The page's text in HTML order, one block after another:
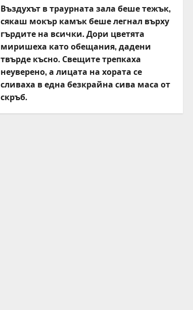
Въздухът в траурната зала беше тежък,
сякаш мокър камък беше легнал върху
гърдите на всички. Дори цветята
миришеха като обещания, дадени
твърде късно. Свещите трепкаха
неуверено, а лицата на хората се
сливаха в една безкрайна сива маса от
скръб.